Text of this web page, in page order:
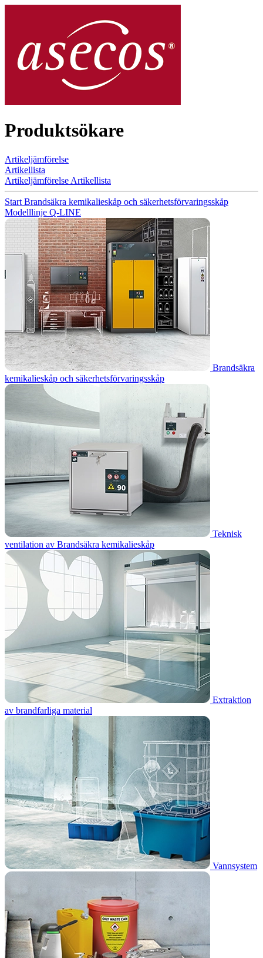
Produktsökare
Artikeljämförelse
Artikellista
Artikeljämförelse Artikellista
Start Brandsäkra kemikalieskåp och säkerhetsförvaringsskåp
Modelllinje Q-LINE
Brandsäkra
kemikalieskåp och säkerhetsförvaringsskåp
Teknisk
ventilation av Brandsäkra kemikalieskåp
Extraktion
av brandfarliga material
Vannsystem